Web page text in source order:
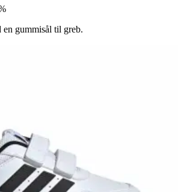
en gummisål til greb.